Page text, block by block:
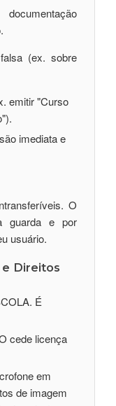
(ex. sobre
emitir "Curso
imediata e
O
guarda e por
usuário.
Direitos
É
cede licença
em
de imagem